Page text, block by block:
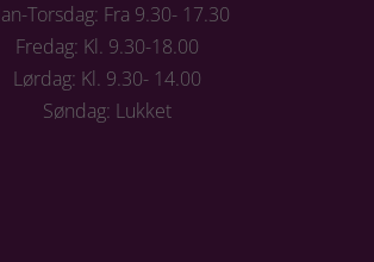
Torsdag: Fra 9.30- 17.30
Fredag: Kl. 9.30-18.00
Lørdag: Kl. 9.30- 14.00
Søndag: Lukket